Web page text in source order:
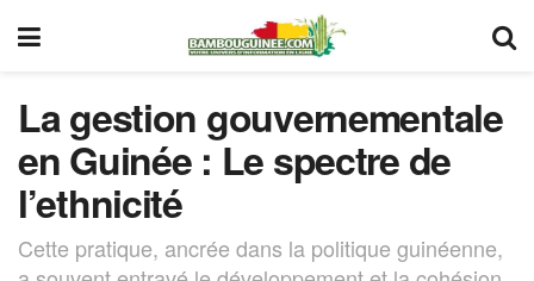
La gestion gouvernementale
en Guinée : Le spectre de
l’ethnicité
Cette pratique, ancrée dans la politique guinéenne,